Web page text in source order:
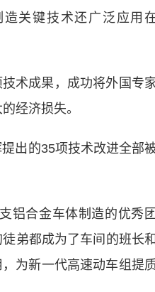
关键技术还广泛应用
术成果，成功将外国专
经济损失。
出的35项技术改进全部
合金车体制造的优秀团
弟都成为了车间的班长和
为新一代高速动车组提